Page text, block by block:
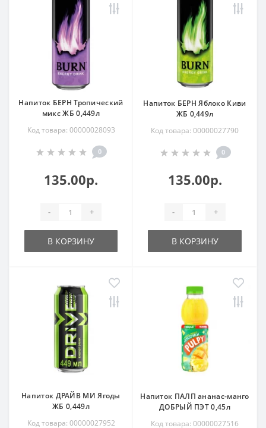
Напиток БЕРН Тропический
микс ЖБ 0,449л
Код товара: 00000028093
0
135.00р.
- +
В КОРЗИНУ
Напиток БЕРН Яблоко Киви
ЖБ 0,449л
Код товара: 00000027790
0
135.00р.
- +
В КОРЗИНУ
Напиток ДРАЙВ МИ Ягоды
ЖБ 0,449л
Код товара: 00000027952
Напиток ПАЛП ананас-манго
ДОБРЫЙ ПЭТ 0,45л
Код товара: 00000027516